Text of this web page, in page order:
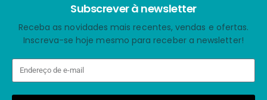
Subscrever à newsletter
Receba as novidades mais recentes, vendas e ofertas.
Inscreva-se hoje mesmo para receber a newsletter!